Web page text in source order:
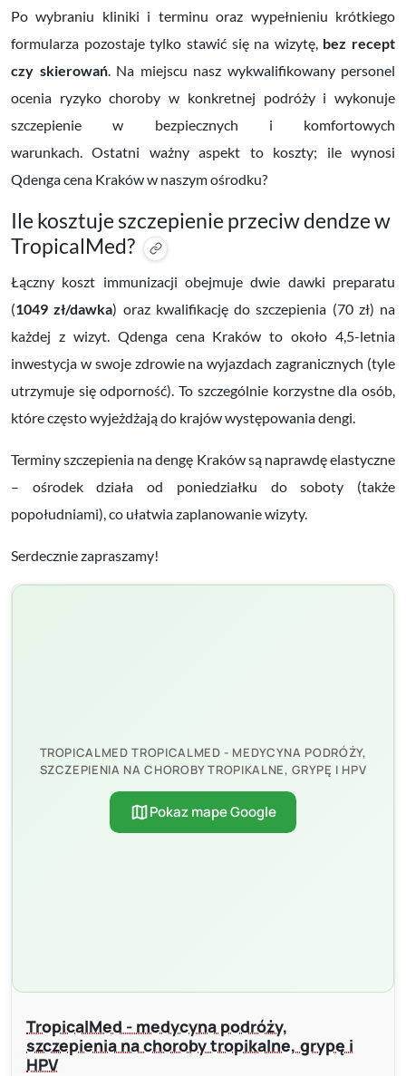
Po wybraniu kliniki i terminu oraz wypełnieniu krótkiego
formularza pozostaje tylko stawić się na wizytę, bez recept
czy skierowań. Na miejscu nasz wykwalifikowany personel
ocenia ryzyko choroby w konkretnej podróży i wykonuje
szczepienie w bezpiecznych i komfortowych
warunkach.Ostatni ważny aspekt to koszty; ile wynosi
Qdenga cena Krakóww naszym ośrodku?
Ile kosztuje szczepienie przeciw dendze w
TropicalMed?
Łączny koszt immunizacji obejmuje dwie dawki preparatu
(1049 zł/dawka) oraz kwalifikację do szczepienia (70 zł) na
każdej z wizyt. Qdenga cena Kraków to około 4,5-letnia
inwestycja w swoje zdrowie na wyjazdach zagranicznych (tyle
utrzymuje się odporność). To szczególnie korzystne dla osób,
które często wyjeżdżają do krajów występowania dengi.
Terminy szczepienia na dengę Kraków są naprawdę elastyczne
– ośrodek działa od poniedziałku do soboty (także
popołudniami), co ułatwia zaplanowanie wizyty.
Serdecznie zapraszamy!
TROPICALMED TROPICALMED - MEDYCYNA PODRÓŻY,
SZCZEPIENIA NA CHOROBY TROPIKALNE, GRYPĘ I HPV
mapPokaz mape Google
TropicalMed - medycyna podróży,
szczepienia na choroby tropikalne, grypę i
HPV